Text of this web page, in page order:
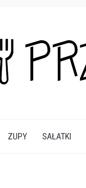
ZUPY SAŁATKI